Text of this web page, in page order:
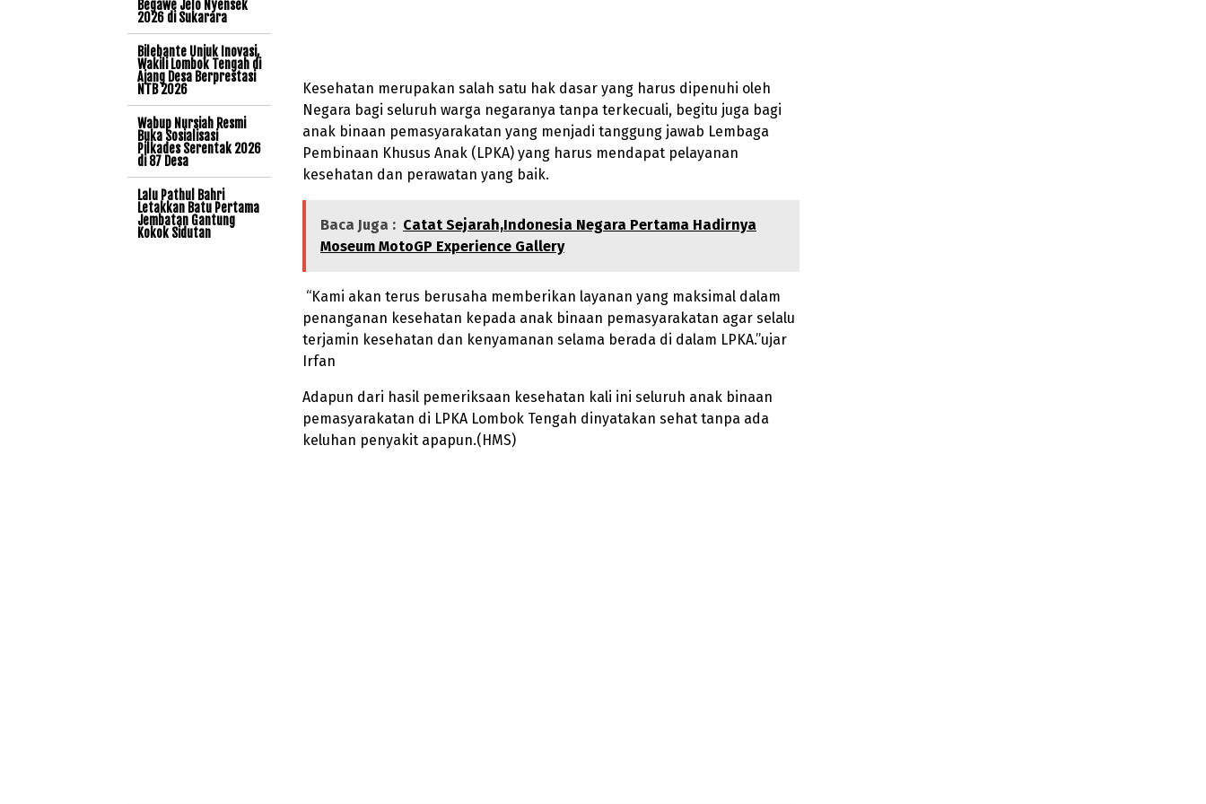
Kesehatan merupakan salah satu hak dasar yang harus dipenuhi oleh
Negara bagi seluruh warga negaranya tanpa terkecuali, begitu juga bagi
anak binaan pemasyarakatan yang menjadi tanggung jawab Lembaga
Pembinaan Khusus Anak (LPKA) yang harus mendapat pelayanan
kesehatan dan perawatan yang baik.
Baca Juga : Catat Sejarah,Indonesia Negara Pertama Hadirnya
Moseum MotoGP Experience Gallery
“Kami akan terus berusaha memberikan layanan yang maksimal dalam
penanganan kesehatan kepada anak binaan pemasyarakatan agar selalu
terjamin kesehatan dan kenyamanan selama berada di dalam LPKA.”ujar
Irfan
Adapun dari hasil pemeriksaan kesehatan kali ini seluruh anak binaan
pemasyarakatan di LPKA Lombok Tengah dinyatakan sehat tanpa ada
keluhan penyakit apapun.(HMS)
Begawe Jelo Nyensek
2026 di Sukarara
Bilebante Unjuk Inovasi,
Wakili Lombok Tengah di
Ajang Desa Berprestasi
NTB 2026
Wabup Nursiah Resmi
Buka Sosialisasi
Pilkades Serentak 2026
di 87 Desa
Lalu Pathul Bahri
Letakkan Batu Pertama
Jembatan Gantung
Kokok Sidutan